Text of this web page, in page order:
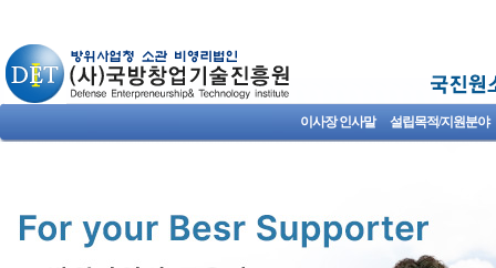
이사장 인사말 설립목적/지원분야